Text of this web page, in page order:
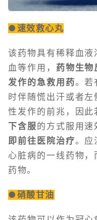
●速效救心丸
该药物具有稀释血
血等作用， 药物生物
发作的急救用药。若
时伴随慌出汗或者
性发作的前兆，因
下含服的方式服用速
即前往医院治疗。应
心脏病的一线药物
药物。
●硝酸甘油